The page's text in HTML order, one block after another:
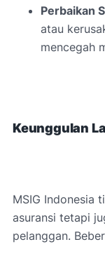
Perbaikan
atau
mencegah
Keunggulan
MSIG Indonesia
asuransi tetapi
pelanggan.